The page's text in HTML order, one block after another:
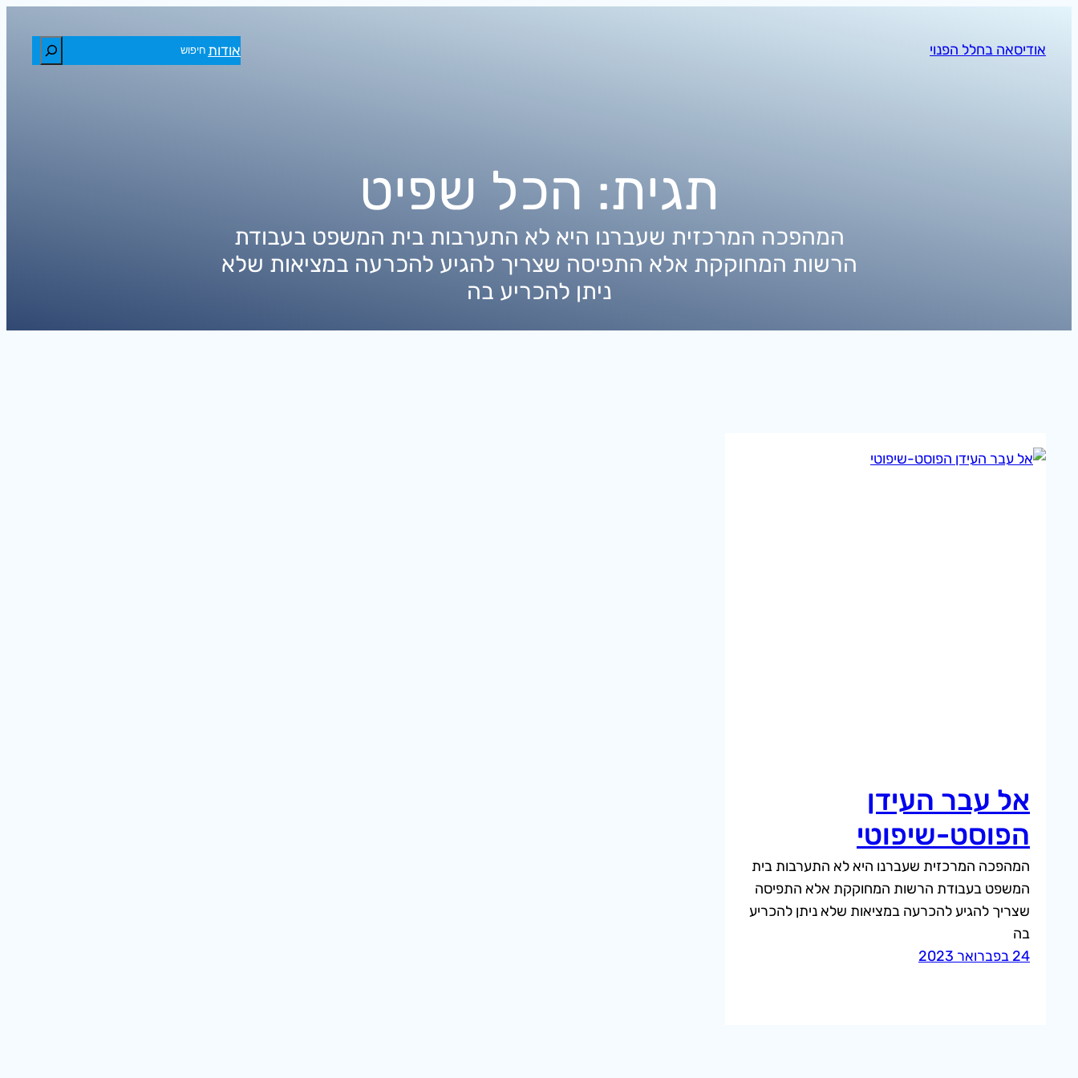
אודיסאה בחלל הפנוי אודותחיפוש
תגית: הכל שפיט
המהפכה המרכזית שעברנו היא לא התערבות בית המשפט בעבודת
הרשות המחוקקת אלא התפיסה שצריך להגיע להכרעה במציאות שלא
ניתן להכריע בה
אל עבר העידן
הפוסט-שיפוטי
המהפכה המרכזית שעברנו היא לא התערבות בית
המשפט בעבודת הרשות המחוקקת אלא התפיסה
שצריך להגיע להכרעה במציאות שלא ניתן להכריע
בה
24 בפברואר 2023